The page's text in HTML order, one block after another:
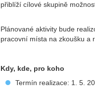
přiblíží cílové skupině
Plánované aktivity bude
pracovní místa na zkoušku a
Kdy, kde, pro koho
Termín realizace: 1. 5.